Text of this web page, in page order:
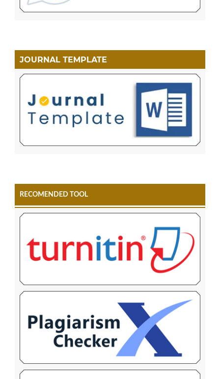
JOURNAL TEMPLATE
RECOMENDED TOOL